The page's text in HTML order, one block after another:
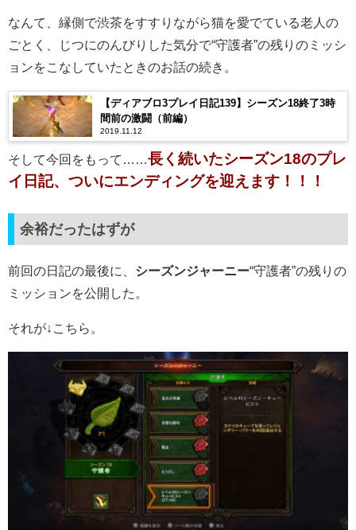
なんて、縁側で渋茶をすすりながら猫を愛でている老人の
ごとく、じつにのんびりした気分で“守護者”の残りのミッシ
ョンをこなしていたときのお話の続き。
【ディアブロ3プレイ日記139】シーズン18終了3時
間前の激闘（前編）
2019.11.12
そして今回をもって…… 長く続いたシーズン18のプレ
イ日記、ついにエンディングを迎えます！！！
余裕だったはずが
前回の日記の最後に、 シーズンジャーニー“守護者”の残りの
ミッションを公開した。
それが↓こちら。